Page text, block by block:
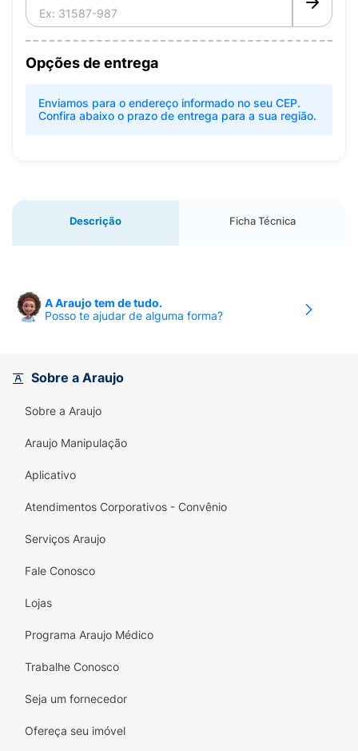
Opções de entrega
Enviamos para o endereço informado no seu CEP.
Confira abaixo o prazo de entrega para a sua região.
Descrição Ficha Técnica
A Araujo tem de tudo.
Posso te ajudar de alguma forma?
Sobre a Araujo
Sobre a Araujo
Araujo Manipulação
Aplicativo
Atendimentos Corporativos - Convênio
Serviços Araujo
Fale Conosco
Lojas
Programa Araujo Médico
Trabalhe Conosco
Seja um fornecedor
Ofereça seu imóvel